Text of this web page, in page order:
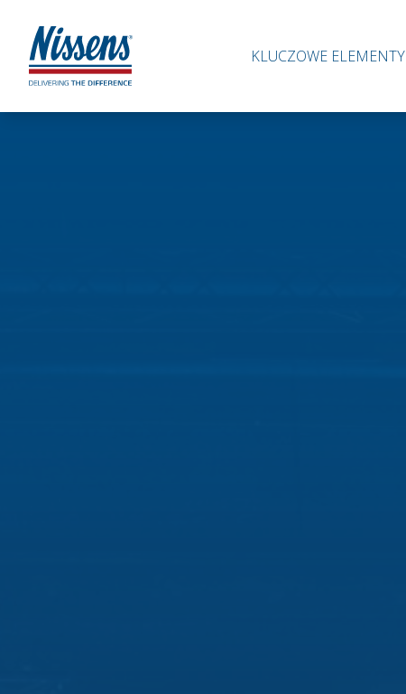
KLUCZOWE ELEMENTY